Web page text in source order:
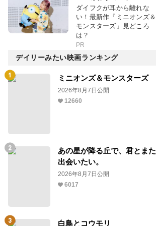
ダイフクが耳から離れな
い！最新作『ミニオンズ＆
モンスターズ』見どころ
は？
PR
デイリーみたい映画ランキング
ミニオンズ＆モンスターズ
2026年8月7日公開
12660
あの星が降る丘で、君とまた
出会いたい。
2026年8月7日公開
6017
白鳥とコウモリ